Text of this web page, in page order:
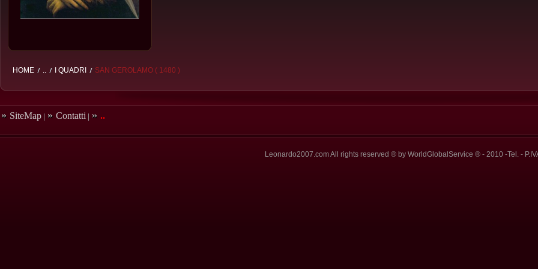
HOME .. I QUADRI SAN GEROLAMO ( 1480 )
SiteMap Contatti ..
Leonardo2007.com All rights reserved ® by WorldGlobalService ® - 2010 -Tel. -